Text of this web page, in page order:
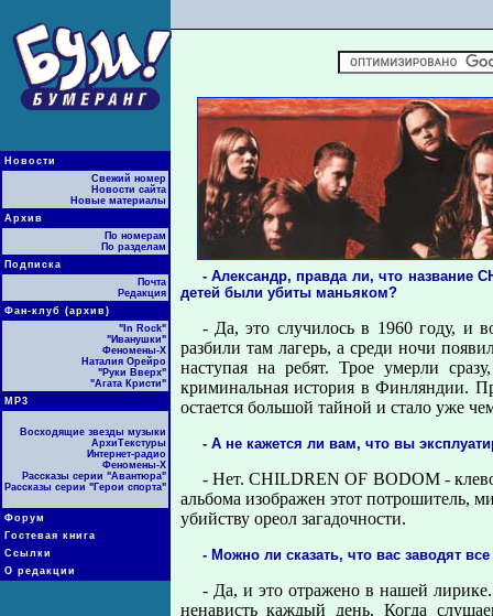
Новости
Свежий номер
Новости сайта
Новые материалы
Архив
По номерам
По разделам
Подписка
Почта
Редакция
Фан-клуб (архив)
"In Rock"
"Иванушки"
Феномены-Х
Наталия Орейро
"Руки Вверх"
"Агата Кристи"
МР3
Восходящие звезды музыки
АрхиТекстуры
Интернет-радио
Феномены-Х
Рассказы серии "Авантюра"
Рассказы серии "Герои спорта"
Форум
Гостевая книга
Ссылки
О редакции
- Александр, правда ли, что название
детей были убиты маньяком?
- Да, это случилось в 1960 году, и
разбили там лагерь, а среди ночи
наступая на pебят. Трое умерли
криминальная история в Финляндии.
остается большой тайной и стало уже
- А не кажется ли вам, что вы
- Нет. CHILDREN OF BODOM -
альбома изображен этот потрошитель,
убийству ореол загадочности.
- Можно ли сказать, что вас заводят
- Да, и это отражено в нашей
ненависть каждый день. Когда